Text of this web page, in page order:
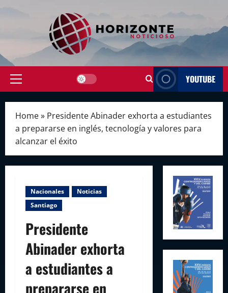
Primary
YOUTUBE
Home» Presidente Abinader exhorta a estudiantes
a prepararse en inglés, tecnología y valores para
alcanzar el éxito
Nacionales
Noticias
Santiago
Presidente
Abinader exhorta
a estudiantes a
prepararse en